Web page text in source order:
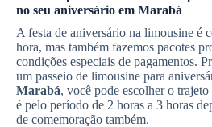
no seu aniversário em Marabá
A festa de aniversário na limousine é
hora, mas também fazemos pacotes
condições especiais de pagamentos.
um passeio de limousine para
Marabá, você pode escolher o
é pelo período de 2 horas a 3 horas
de comemoração também.